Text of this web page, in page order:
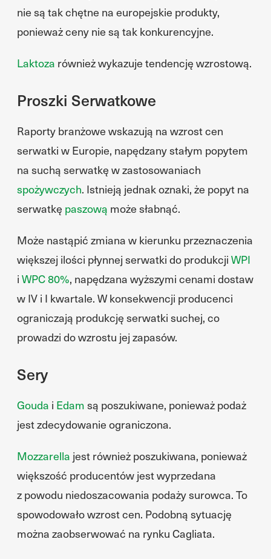
nie są tak chętne na europejskie produkty,
ponieważ ceny nie są tak konkurencyjne.
Laktoza również wykazuje tendencję wzrostową.
Proszki Serwatkowe
Raporty branżowe wskazują na wzrost cen
serwatki w Europie, napędzany stałym popytem
na suchą serwatkę w zastosowaniach
spożywczych. Istnieją jednak oznaki, że popyt na
serwatkę paszową może słabnąć.
Może nastąpić zmiana w kierunku przeznaczenia
większej ilości płynnej serwatki do produkcji WPI
i WPC 80%, napędzana wyższymi cenami dostaw
w IV i I kwartale. W konsekwencji producenci
ograniczają produkcję serwatki suchej, co
prowadzi do wzrostu jej zapasów.
Sery
Gouda i Edam są poszukiwane, ponieważ podaż
jest zdecydowanie ograniczona.
Mozzarella jest również poszukiwana, ponieważ
większość producentów jest wyprzedana
z powodu niedoszacowania podaży surowca. To
spowodowało wzrost cen. Podobną sytuację
można zaobserwować na rynku Cagliata.